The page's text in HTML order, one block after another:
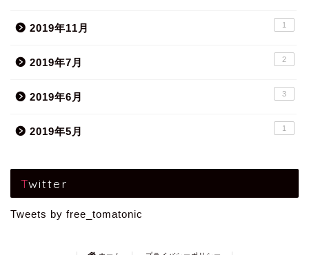
2019年11月 1
2019年7月 2
2019年6月 3
2019年5月 1
Twitter
Tweets by free_tomatonic